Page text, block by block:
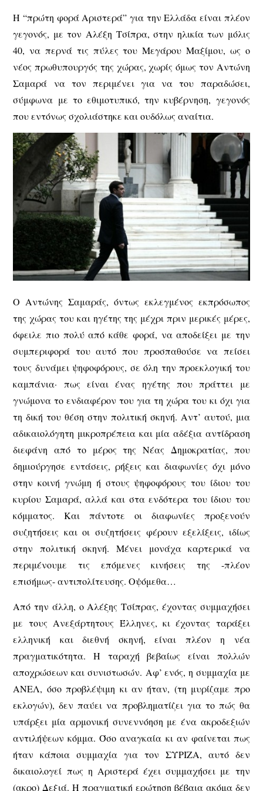
Η “πρώτη φορά Αριστερά” για την Ελλάδα είναι πλέον
γεγονός, με τον Αλέξη Τσίπρα, στην ηλικία των μόλις
40, να περνά τις πύλες του Μεγάρου Μαξίμου, ως ο
νέος πρωθυπουργός της χώρας, χωρίς όμως τον Αντώνη
Σαμαρά να τον περιμένει για να του παραδώσει,
σύμφωνα με το εθιμοτυπικό, την κυβέρνηση, γεγονός
που εντόνως σχολιάστηκε και ουδόλως αναίτια.
Ο Αντώνης Σαμαράς, όντως εκλεγμένος εκπρόσωπος
της χώρας του και ηγέτης της μέχρι πριν μερικές μέρες,
όφειλε πιο πολύ από κάθε φορά, να αποδείξει με την
συμπεριφορά του αυτό που προσπαθούσε να πείσει
τους δυνάμει ψηφοφόρους, σε όλη την προεκλογική του
καμπάνια· πως είναι ένας ηγέτης που πράττει με
γνώμονα το ενδιαφέρον του για τη χώρα του κι όχι για
τη δική του θέση στην πολιτική σκηνή. Αντ’ αυτού, μια
αδικαιολόγητη μικροπρέπεια και μία αδέξια αντίδραση
διεφάνη από το μέρος της Νέας Δημοκρατίας, που
δημιούργησε εντάσεις, ρήξεις και διαφωνίες όχι μόνο
στην κοινή γνώμη ή στους ψηφοφόρους του ίδιου του
κυρίου Σαμαρά, αλλά και στα ενδότερα του ίδιου του
κόμματος. Και πάντοτε οι διαφωνίες προξενούν
συζητήσεις και οι συζητήσεις φέρουν εξελίξεις, ιδίως
στην πολιτική σκηνή. Μένει μονάχα καρτερικά να
περιμένουμε τις επόμενες κινήσεις της -πλέον
επισήμως- αντιπολίτευσης. Οψόμεθα…
Από την άλλη, ο Αλέξης Τσίπρας, έχοντας συμμαχήσει
με τους Ανεξάρτητους Έλληνες, κι έχοντας ταράξει
ελληνική και διεθνή σκηνή, είναι πλέον η νέα
πραγματικότητα. Η ταραχή βεβαίως είναι πολλών
αποχρώσεων και συνιστωσών. Αφ’ ενός, η συμμαχία με
ΑΝΕΛ, όσο προβλέψιμη κι αν ήταν, (τη μυρίζαμε προ
εκλογών), δεν παύει να προβληματίζει για το πώς θα
υπάρξει μία αρμονική συνεννόηση με ένα ακροδεξιών
αντιλήψεων κόμμα. Όσο αναγκαία κι αν φαίνεται πως
ήταν κάποια συμμαχία για τον ΣΥΡΙΖΑ, αυτό δεν
δικαιολογεί πως η Αριστερά έχει συμμαχήσει με την
(ακρο) Δεξιά. Η πραγματική ερώτηση βέβαια ακόμα δεν